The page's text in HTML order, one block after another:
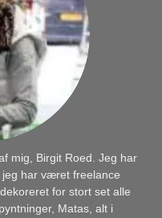
mig, Birgit Roed. Jeg har
har været freelance
for stort set alle
Matas, alt i